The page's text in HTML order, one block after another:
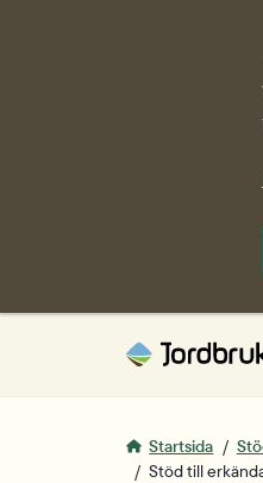
Startsida
Stöd till